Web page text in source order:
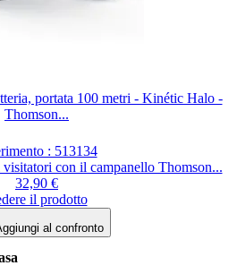
portata 100 metri - Kinétic Halo -
Thomson...
: 513134
con il campanello Thomson...
32,90 €
il prodotto
al confronto